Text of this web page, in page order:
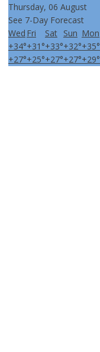
Thursday, 06 August
See 7-Day Forecast
Wed Fri Sat Sun Mon
+34°+31°+33°+32°+35°
+27°+25°+27°+27°+29°